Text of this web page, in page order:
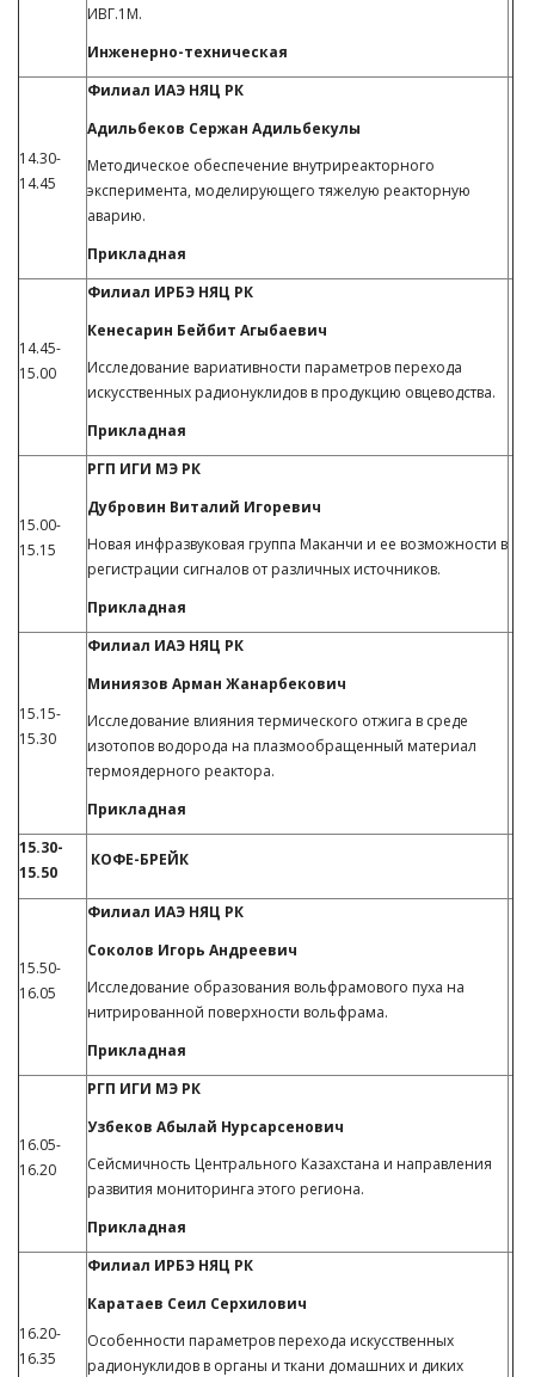
ИВГ.1М.
Инженерно-техническая
14.30-
14.45
Филиал ИАЭ НЯЦ РК
Адильбеков Сержан Адильбекулы
Методическое обеспечение внутриреакторного
эксперимента, моделирующего тяжелую реакторную
аварию.
Прикладная
14.45-
15.00
Филиал ИРБЭ НЯЦ РК
Кенесарин Бейбит Агыбаевич
Исследование вариативности параметров перехода
искусственных радионуклидов в продукцию овцеводства.
Прикладная
15.00-
15.15
РГП ИГИ МЭ РК
Дубровин Виталий Игоревич
Новая инфразвуковая группа Маканчи и ее возможности в
регистрации сигналов от различных источников.
Прикладная
15.15-
15.30
Филиал ИАЭ НЯЦ РК
Миниязов Арман Жанарбекович
Исследование влияния термического отжига в среде
изотопов водорода на плазмообращенный материал
термоядерного реактора.
Прикладная
15.30-
15.50
КОФЕ-БРЕЙК
15.50-
16.05
Филиал ИАЭ НЯЦ РК
Соколов Игорь Андреевич
Исследование образования вольфрамового пуха на
нитрированной поверхности вольфрама.
Прикладная
16.05-
16.20
РГП ИГИ МЭ РК
Узбеков Абылай Нурсарсенович
Сейсмичность Центрального Казахстана и направления
развития мониторинга этого региона.
Прикладная
16.20-
16.35
Филиал ИРБЭ НЯЦ РК
Каратаев Сеил Серхилович
Особенности параметров перехода искусственных
радионуклидов в органы и ткани домашних и диких